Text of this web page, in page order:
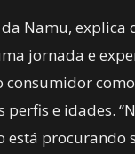
Namu,
jornada e
consumidor
perfis e idades.
procurando